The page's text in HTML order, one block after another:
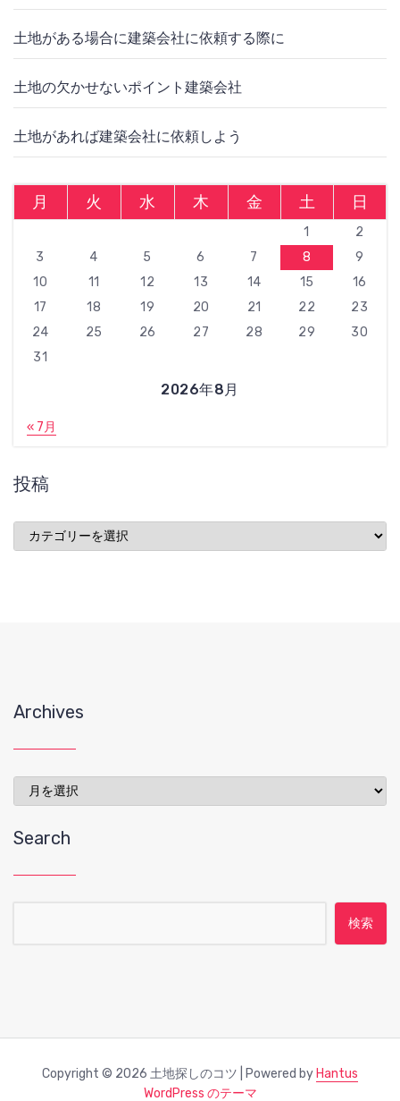
土地がある場合に建築会社に依頼する際に
土地の欠かせないポイント建築会社
土地があれば建築会社に依頼しよう
2026年8月
月 火 水 木 金 土 日
1
2
3
4 5 6 7 8
9
10
11 12 13 14 15
16
17
18 19 20 21 22
23
24
25 26 27 28 29
30
31
« 7月
投稿
稿
Archives
Archives
Search
Copyright © 2026 土地探しのコツ | Powered by Hantus
WordPress のテーマ